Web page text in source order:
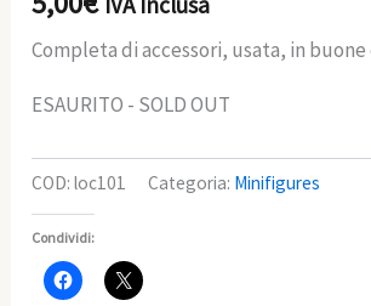
Completa di accessori, usata, in
ESAURITO - SOLD OUT
COD:loc101 Categoria: Minifigures
Condividi: